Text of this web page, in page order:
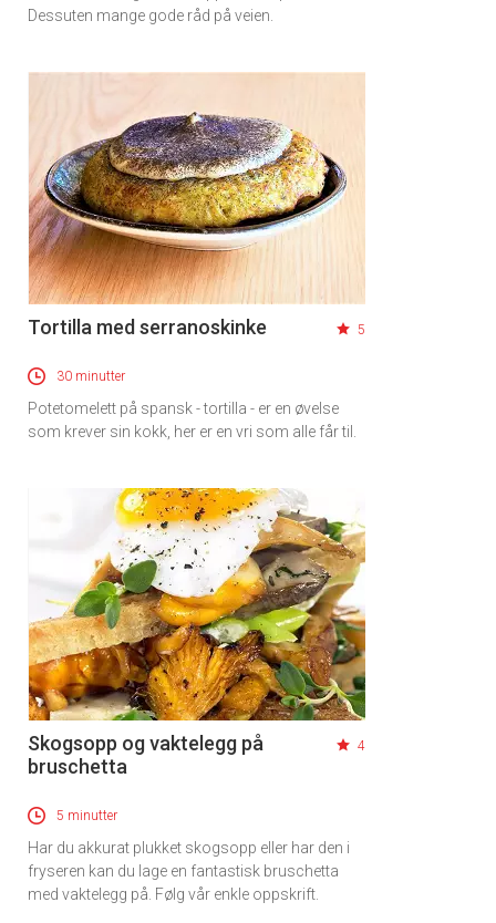
Dessuten mange gode råd på veien.
Tortilla med serranoskinke 5
30 minutter
Potetomelett på spansk - tortilla - er en øvelse
som krever sin kokk, her er en vri som alle får til.
Skogsopp og vaktelegg på
bruschetta
4
5 minutter
Har du akkurat plukket skogsopp eller har den i
fryseren kan du lage en fantastisk bruschetta
med vaktelegg på. Følg vår enkle oppskrift.